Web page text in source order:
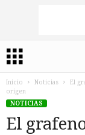
Inicio Noticias
El
origen
NOTICIAS
El